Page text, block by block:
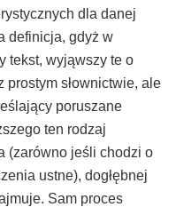
dla danej
definicja, gdyż w
tekst, wyjąwszy te o
słownictwie, ale
poruszane
ten rodzaj
(zarówno jeśli chodzi o
ustne), dogłębnej
Sam proces